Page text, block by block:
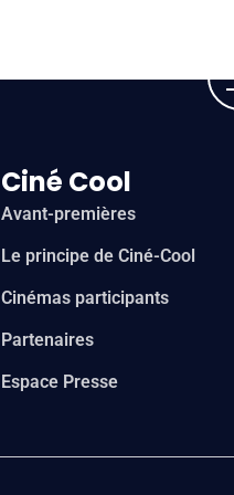
Ciné Cool
Avant-premières
Le principe de Ciné-Cool
Cinémas participants
Partenaires
Espace Presse